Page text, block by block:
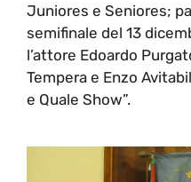
Juniores e Seniores;
semifinale del 13
l’attore Edoardo
Tempera e Enzo
e Quale Show”.